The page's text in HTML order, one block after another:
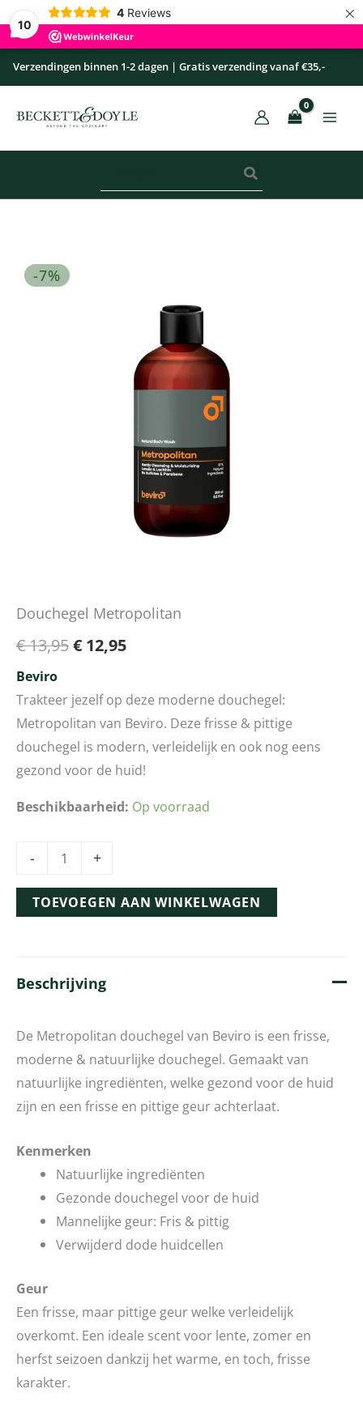
10
4 Reviews ×
Ga
naar
inhoud
Verzendingen binnen 1-2 dagen | Gratis verzending vanaf €35,-
-7%
Douchegel Metropolitan
€13,95€ 12,95
€ 12,95.
Beviro
Trakteer jezelf op deze moderne douchegel:
Metropolitan van Beviro. Deze frisse & pittige
douchegel is modern, verleidelijk en ook nog eens
gezond voor de huid!
Beschikbaarheid: Op voorraad
-
Metropolitan
+
TOEVOEGEN AAN WINKELWAGEN
Beschrijving
De Metropolitan douchegel van Beviro is een frisse,
moderne & natuurlijke douchegel. Gemaakt van
natuurlijke ingrediënten, welke gezond voor de huid
zijn en een frisse en pittige geur achterlaat.
Kenmerken
Natuurlijke ingrediënten
Gezonde douchegel voor de huid
Mannelijke geur: Fris & pittig
Verwijderd dode huidcellen
Geur
Een frisse, maar pittige geur welke verleidelijk
overkomt. Een ideale scent voor lente, zomer en
herfst seizoen dankzij het warme, en toch, frisse
karakter.